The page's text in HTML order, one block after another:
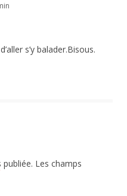
s’y balader.Bisous.
Les champs